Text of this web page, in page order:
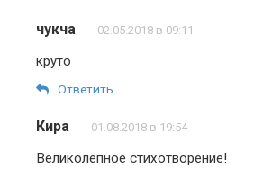
чукча 02.05.2018 в 09:11
круто
Ответить
Кира 01.08.2018 в 19:54
Великолепное стихотворение!